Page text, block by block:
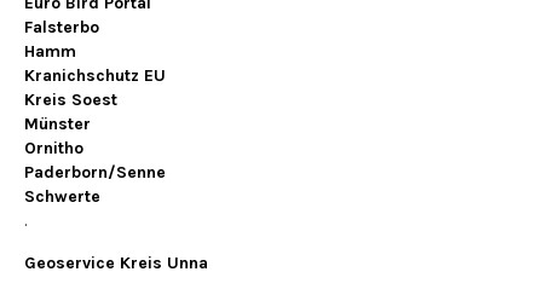
Falsterbo
Hamm
Kranichschutz EU
Kreis Soest
Münster
Ornitho
Paderborn/Senne
Schwerte
.
Geoservice Kreis Unna